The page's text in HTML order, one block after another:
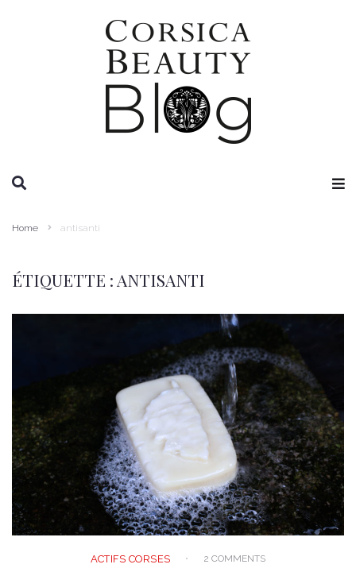
Home antisanti
ÉTIQUETTE : ANTISANTI
ACTIFS CORSES 2 COMMENTS